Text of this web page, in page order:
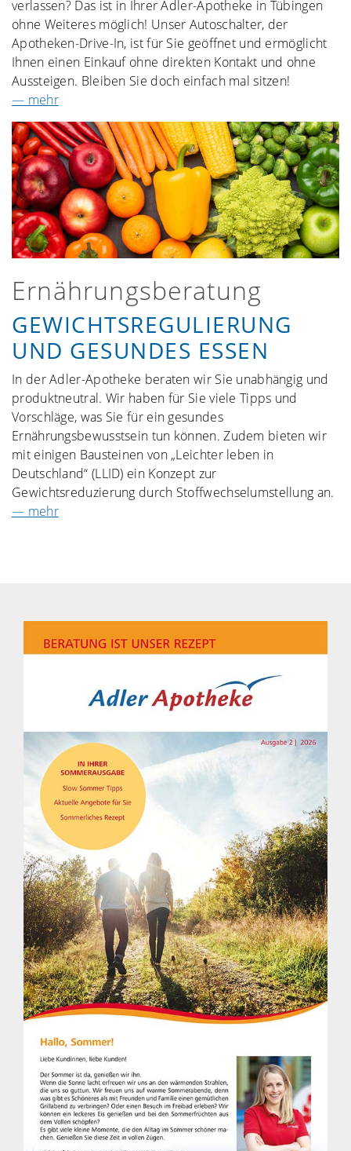
verlassen? Das ist in Ihrer Adler-Apotheke in Tübingen
ohne Weiteres möglich! Unser Autoschalter, der
Apotheken-Drive-In, ist für Sie geöffnet und ermöglicht
Ihnen einen Einkauf ohne direkten Kontakt und ohne
Aussteigen. Bleiben Sie doch einfach mal sitzen!
— mehr
Ernährungs­beratung
GEWICHTS­REGULIERUNG
UND GESUNDES ESSEN
In der Adler-Apotheke beraten wir Sie unabhängig und
produktneutral. Wir haben für Sie viele Tipps und
Vorschläge, was Sie für ein gesundes
Ernährungsbewusstsein tun können. Zudem bieten wir
mit einigen Bausteinen von „Leichter leben in
Deutschland“ (LLID) ein Konzept zur
Gewichtsreduzierung durch Stoffwechselumstellung an.
— mehr